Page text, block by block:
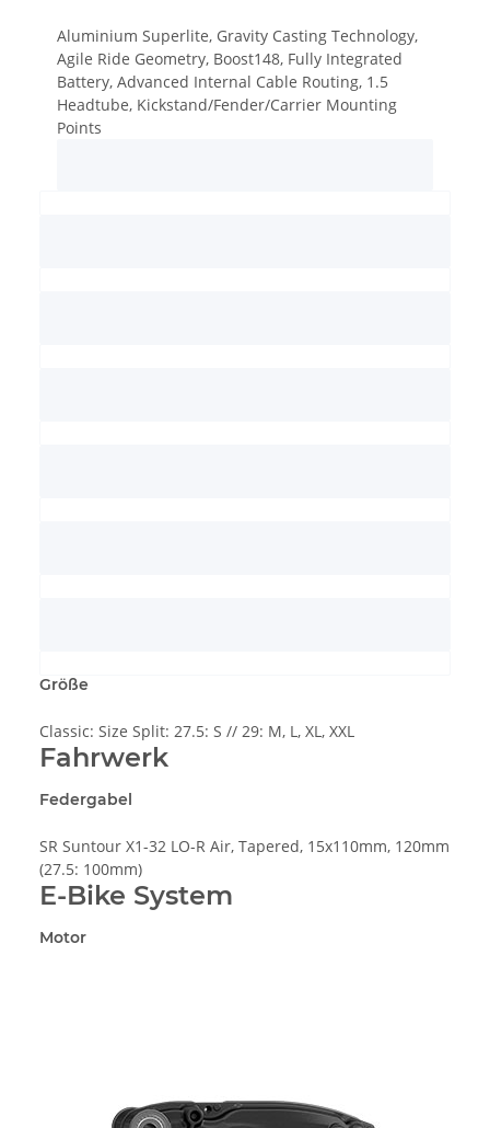
Aluminium Superlite, Gravity Casting Technology,
Agile Ride Geometry, Boost148, Fully Integrated
Battery, Advanced Internal Cable Routing, 1.5
Headtube, Kickstand/Fender/Carrier Mounting
Points
Größe
Classic: Size Split: 27.5: S // 29: M, L, XL, XXL
Fahrwerk
Federgabel
SR Suntour X1-32 LO-R Air, Tapered, 15x110mm, 120mm
(27.5: 100mm)
E-Bike System
Motor